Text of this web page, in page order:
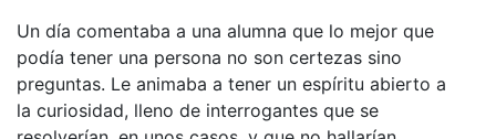
Un día comentaba a una alumna que lo mejor que
podía tener una persona no son certezas sino
preguntas. Le animaba a tener un espíritu abierto a
la curiosidad, lleno de interrogantes que se